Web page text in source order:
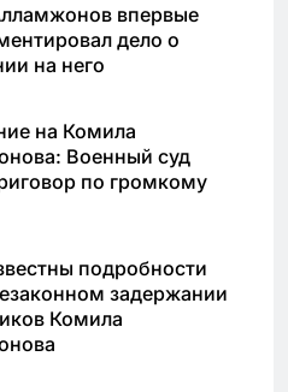
впервые
дело о
на него
на Комила
Военный суд
по громкому
подробности
задержании
Комила